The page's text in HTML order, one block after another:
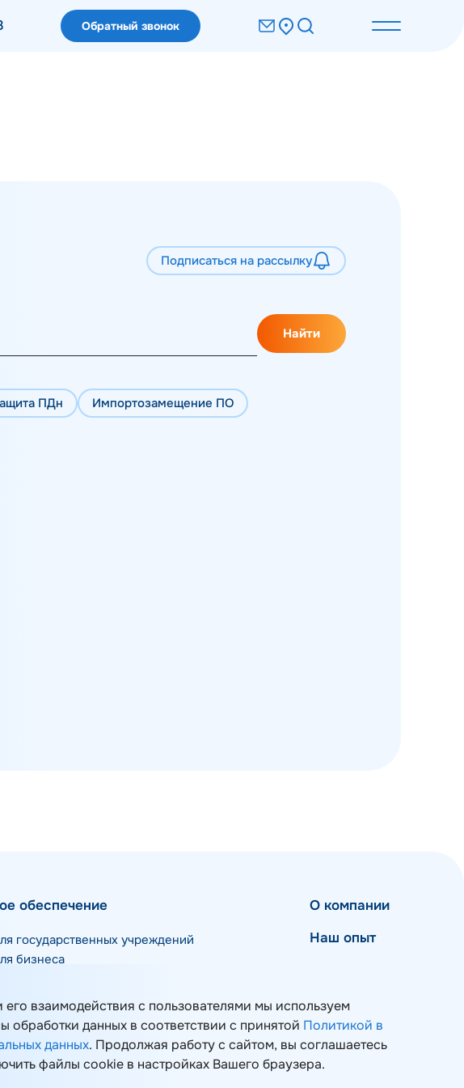
Обратный звонок
Подписаться на рассылку
Найти
ПДн
Импортозамещение ПО
взаимодействия с пользователями мы используем
данных в соответствии с принятой Политикой в
данных. Продолжая работу с сайтом, вы соглашаетесь
файлы cookie в настройках Вашего браузера.
обеспечение
государственных учреждений
бизнеса
ПО
информации и ИТ-инфраструктуры
О компании
Наш опыт
Блог
Контакты
Карта сайта